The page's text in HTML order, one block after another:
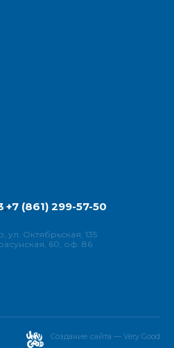
,+7 (861) 299-57-50
ул. Октябрьская, 135
60, оф. 86
Создание сайта — Very Good